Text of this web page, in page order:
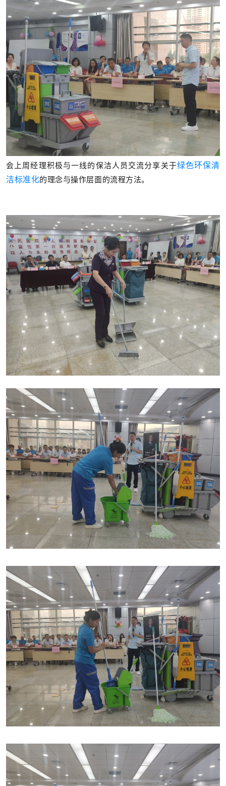
会上周经理积极与一线的保洁人员交流分享关于绿色环保清
洁标准化的理念与操作层面的流程方法。